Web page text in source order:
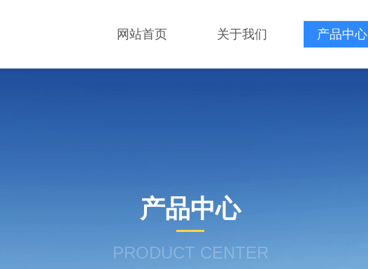
网站首页 关于我们 产品中心
产品中心
PRODUCT CENTER